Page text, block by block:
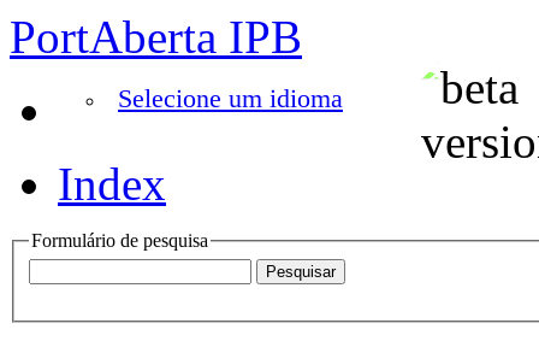
PortAberta IPB
Selecione um idioma
Index
Formulário de pesquisa